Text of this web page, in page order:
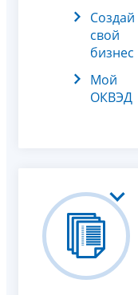
Создай
свой
бизнес
Мой
ОКВЭД